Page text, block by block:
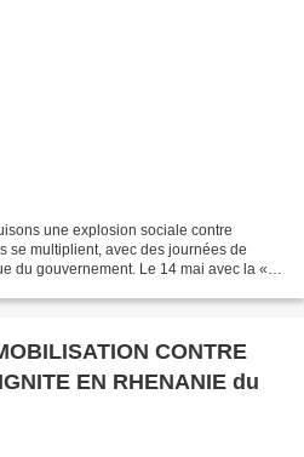
une explosion sociale contre
se multiplient, avec des journées de
du gouvernement. Le 14 mai avec la «
CONTRE
EN RHENANIE du